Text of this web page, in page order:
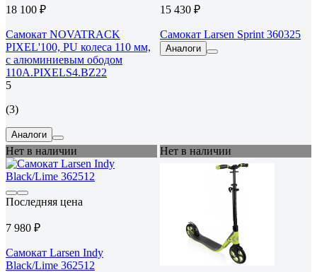
18 100 ₽
Самокат NOVATRACK
PIXEL'100, PU колеса 110 мм,
с алюминиевым ободом
110A.PIXELS4.BZ22
5
(3)
Аналоги
15 430 ₽
Самокат Larsen Sprint 360325
Аналоги
Нет в наличии
Последняя цена
7 980 ₽
Самокат Larsen Indy
Black/Lime 362512
Нет в наличии